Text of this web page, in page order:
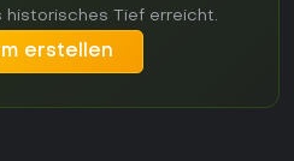
historisches Tief erreicht.
erstellen